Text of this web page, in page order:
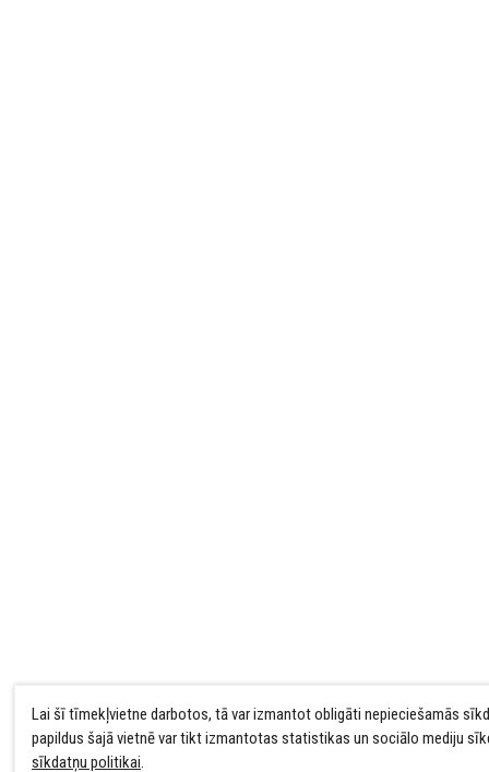
Lai šī tīmekļvietne darbotos, tā var izmantot obligāti nepieciešamās
papildus šajā vietnē var tikt izmantotas statistikas un sociālo mediju
sīkdatņu politikai